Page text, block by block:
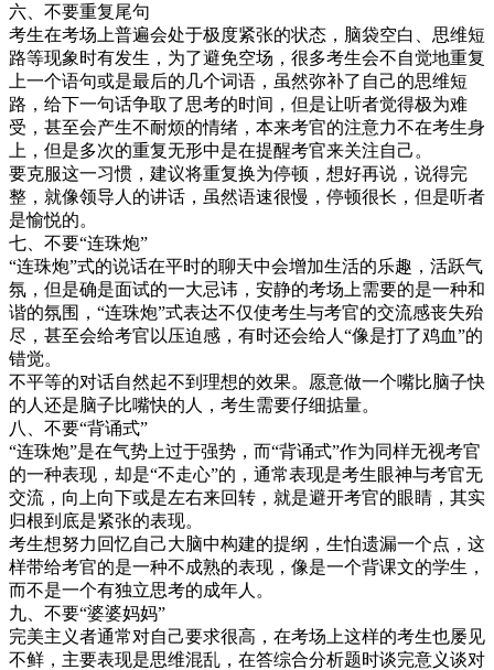
六、不要重复尾句
考生在考场上普遍会处于极度紧张的状态，脑袋空白、思维短
路等现象时有发生，为了避免空场，很多考生会不自觉地重复
上一个语句或是最后的几个词语，虽然弥补了自己的思维短
路，给下一句话争取了思考的时间，但是让听者觉得极为难
受，甚至会产生不耐烦的情绪，本来考官的注意力不在考生身
上，但是多次的重复无形中是在提醒考官来关注自己。
要克服这一习惯，建议将重复换为停顿，想好再说，说得完
整，就像领导人的讲话，虽然语速很慢，停顿很长，但是听者
是愉悦的。
七、不要“连珠炮”
“连珠炮”式的说话在平时的聊天中会增加生活的乐趣，活跃气
氛，但是确是面试的一大忌讳，安静的考场上需要的是一种和
谐的氛围，“连珠炮”式表达不仅使考生与考官的交流感丧失殆
尽，甚至会给考官以压迫感，有时还会给人“像是打了鸡血”的
错觉。
不平等的对话自然起不到理想的效果。愿意做一个嘴比脑子快
的人还是脑子比嘴快的人，考生需要仔细掂量。
八、不要“背诵式”
“连珠炮”是在气势上过于强势，而“背诵式”作为同样无视考官
的一种表现，却是“不走心”的，通常表现是考生眼神与考官无
交流，向上向下或是左右来回转，就是避开考官的眼睛，其实
归根到底是紧张的表现。
考生想努力回忆自己大脑中构建的提纲，生怕遗漏一个点，这
样带给考官的是一种不成熟的表现，像是一个背课文的学生，
而不是一个有独立思考的成年人。
九、不要“婆婆妈妈”
完美主义者通常对自己要求很高，在考场上这样的考生也屡见
不鲜，主要表现是思维混乱，在答综合分析题时谈完意义谈对